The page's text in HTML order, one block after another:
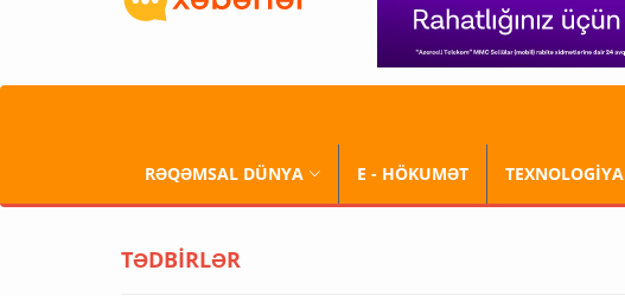
RƏQƏMSAL DÜNYA E - HÖKUMƏT TEXNOLOGİYA
TƏDBİRLƏR